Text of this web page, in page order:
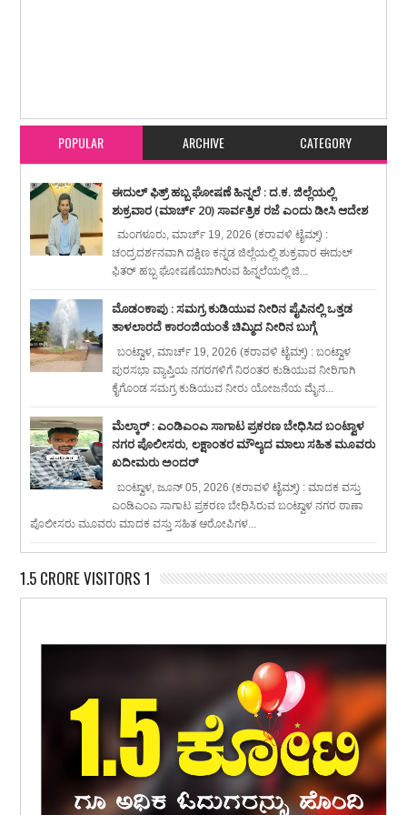
POPULAR ARCHIVE CATEGORY
ಈದುಲ್ ಫಿತ್ರ್ ಹಬ್ಬ ಘೋಷಣೆ ಹಿನ್ನಲೆ : ದ.ಕ. ಜಿಲ್ಲೆಯಲ್ಲಿ
ಶುಕ್ರವಾರ (ಮಾರ್ಚ್ 20) ಸಾರ್ವತ್ರಿಕ ರಜೆ ಎಂದು ಡೀಸಿ ಆದೇಶ
ಮಂಗಳೂರು, ಮಾರ್ಚ್ 19, 2026 (ಕರಾವಳಿ ಟೈಮ್ಸ್) :
ಚಂದ್ರದರ್ಶನವಾಗಿ ದಕ್ಷಿಣ ಕನ್ನಡ ಜಿಲ್ಲೆಯಲ್ಲಿ ಶುಕ್ರವಾರ ಈದುಲ್
ಫಿತರ್ ಹಬ್ಬ ಘೋಷಣೆಯಾಗಿರುವ ಹಿನ್ನಲೆಯಲ್ಲಿ ಜಿ...
ಮೊಡಂಕಾಪು : ಸಮಗ್ರ ಕುಡಿಯುವ ನೀರಿನ ಪೈಪಿನಲ್ಲಿ ಒತ್ತಡ
ತಾಳಲಾರದೆ ಕಾರಂಜಿಯಂತೆ ಚಿಮ್ಮಿದ ನೀರಿನ ಬುಗ್ಗೆ
ಬಂಟ್ವಾಳ, ಮಾರ್ಚ್ 19, 2026 (ಕರಾವಳಿ ಟೈಮ್ಸ್) : ಬಂಟ್ವಾಳ
ಪುರಸಭಾ ವ್ಯಾಪ್ತಿಯ ನಗರಗಳಿಗೆ ನಿರಂತರ ಕುಡಿಯುವ ನೀರಿಗಾಗಿ
ಕೈಗೊಂಡ ಸಮಗ್ರ ಕುಡಿಯುವ ನೀರು ಯೋಜನೆಯ ಮೈನ...
ಮೆಲ್ಕಾರ್ : ಎಂಡಿಎಂಎ ಸಾಗಾಟ ಪ್ರಕರಣ ಬೇಧಿಸಿದ ಬಂಟ್ವಾಳ
ನಗರ ಪೊಲೀಸರು, ಲಕ್ಷಾಂತರ ಮೌಲ್ಯದ ಮಾಲು ಸಹಿತ ಮೂವರು
ಖದೀಮರು ಅಂದರ್
ಬಂಟ್ವಾಳ, ಜೂನ್ 05, 2026 (ಕರಾವಳಿ ಟೈಮ್ಸ್) : ಮಾದಕ ವಸ್ತು
ಎಂಡಿಎಂಎ ಸಾಗಾಟ ಪ್ರಕರಣ ಬೇಧಿಸಿರುವ ಬಂಟ್ವಾಳ ನಗರ ಠಾಣಾ
ಪೊಲೀಸರು ಮೂವರು ಮಾದಕ ವಸ್ತು ಸಹಿತ ಆರೋಪಿಗಳ...
1.5 CRORE VISITORS 1